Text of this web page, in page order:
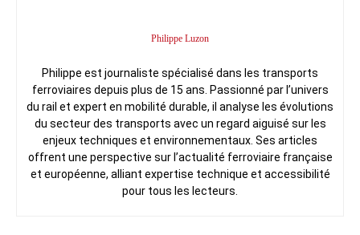
Philippe Luzon
Philippe est journaliste spécialisé dans les transports
ferroviaires depuis plus de 15 ans. Passionné par l’univers
du rail et expert en mobilité durable, il analyse les évolutions
du secteur des transports avec un regard aiguisé sur les
enjeux techniques et environnementaux. Ses articles
offrent une perspective sur l’actualité ferroviaire française
et européenne, alliant expertise technique et accessibilité
pour tous les lecteurs.